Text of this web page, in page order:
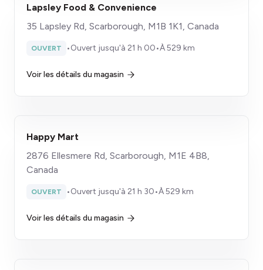
Lapsley Food & Convenience
35 Lapsley Rd, Scarborough, M1B 1K1, Canada
OUVERT •Ouvert jusqu'à 21 h 00•À 529 km
Voir les détails du magasin
Happy Mart
2876 Ellesmere Rd, Scarborough, M1E 4B8,
Canada
OUVERT •Ouvert jusqu'à 21 h 30•À 529 km
Voir les détails du magasin